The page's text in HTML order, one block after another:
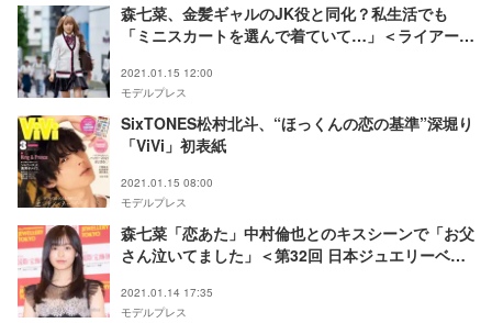
森七菜、金髪ギャルのJK役と同化？私生活でも
「ミニスカートを選んで着ていて…」＜ライアー×
2021.01.15 12:00
モデルプレス
SixTONES松村北斗、“ほっくんの恋の基準”深堀り
「ViVi」初表紙
2021.01.15 08:00
モデルプレス
森七菜「恋あた」中村倫也とのキスシーンで「お父
さん泣いてました」＜第32回 日本ジュエリーベス
2021.01.14 17:35
モデルプレス